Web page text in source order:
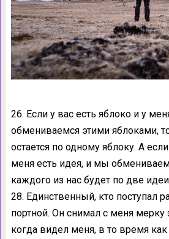
26. Если у вас есть яблоко и у
обмениваемся этими яблоками,
остается по одному яблоку. А
меня есть идея, и мы
каждого из нас будет по две
28. Единственный, кто поступал
портной. Он снимал с меня
когда видел меня, в то время